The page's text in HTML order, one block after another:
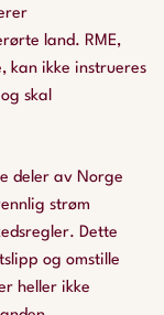
land. RME,
kan ikke instrueres
skal
deler av Norge
strøm
Dette
og omstille
heller ikke